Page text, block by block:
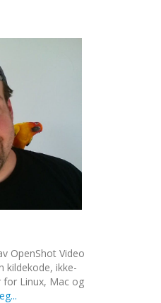
OpenShot Video
kildekode, ikke-
Linux, Mac og